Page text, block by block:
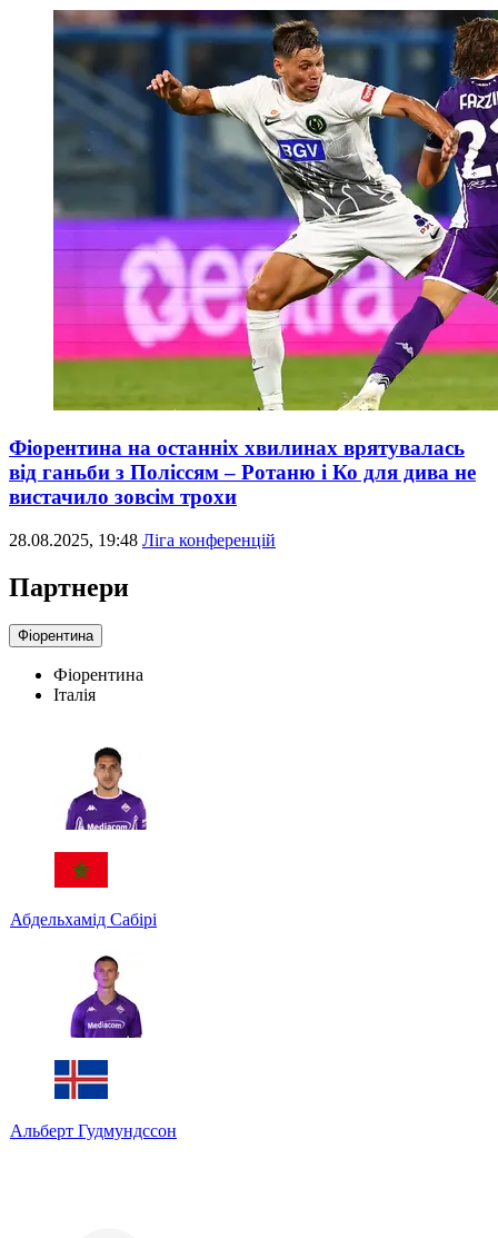
Фіорентина на останніх хвилинах врятувалась
від ганьби з Поліссям – Ротаню і Ко для дива не
вистачило зовсім трохи
28.08.2025, 19:48 Ліга конференцій
Партнери
Фіорентина
Фіорентина
Італія
Абдельхамід Сабірі
Альберт Гудмундссон